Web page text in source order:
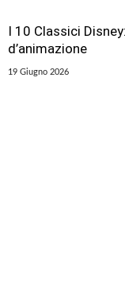
I 10 Classici
d’animazione
19 Giugno 2026